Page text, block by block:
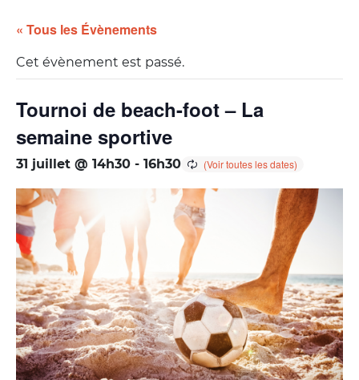
« Tous les Évènements
Cet évènement est passé.
Tournoi de beach-foot – La
semaine sportive
31 juillet @ 14h30 - 16h30